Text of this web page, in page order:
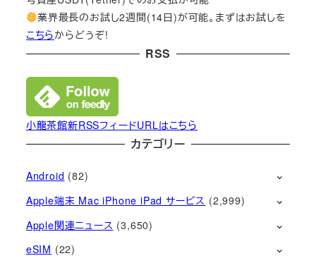
業界最長のお試し2週間(14日)が可能。まずはお試しを
こちらからどうぞ!
RSS
小龍茶館新RSSフィードURLはこちら
カテゴリー
Android (82)
Apple端末 Mac iPhone iPad サービス (2,999)
Apple関連ニュース (3,650)
eSIM (22)